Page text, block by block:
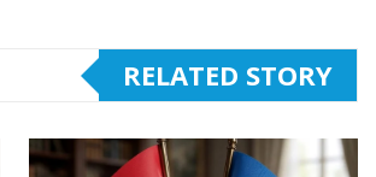
RELATED STORY